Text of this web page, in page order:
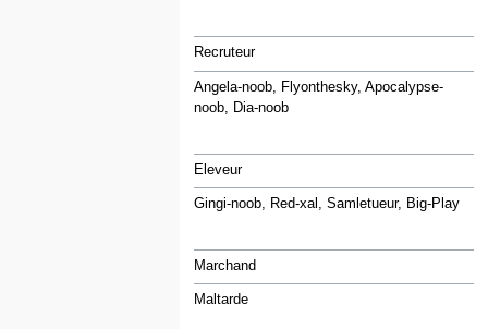
Recruteur
Angela-noob, Flyonthesky, Apocalypse-
noob, Dia-noob
Eleveur
Gingi-noob, Red-xal, Samletueur, Big-Play
Marchand
Maltarde